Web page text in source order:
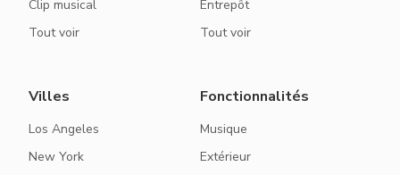
Clip musical
Tout voir
Entrepôt
Tout voir
Villes
Los Angeles
New York
Fonctionnalités
Musique
Extérieur